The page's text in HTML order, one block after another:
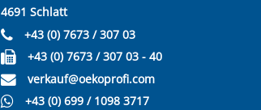
4691 Schlatt
+43 (0) 7673 / 307 03
+43 (0) 7673 / 307 03 - 40
verkauf@oekoprofi.com
+43 (0) 699 / 1098 3717